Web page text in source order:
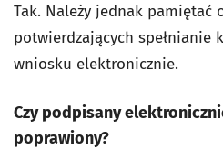
Tak. Należy jednak pamiętać
potwierdzających
wniosku elektronicznie.
Czy podpisany
poprawiony?